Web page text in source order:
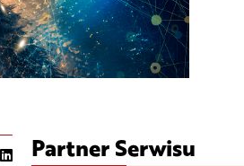
Partner Serwisu